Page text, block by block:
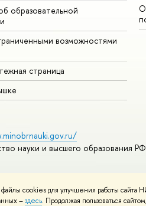
cookies для улучшения работы сайта
–здесь. Продолжая пользоваться
образовательной
возможностями
страница
науки и высшего образования РФ
Адреса и контактыУсловия